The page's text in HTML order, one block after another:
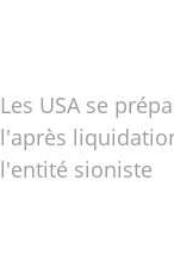
Les USA se
l'après
l'entité sioniste